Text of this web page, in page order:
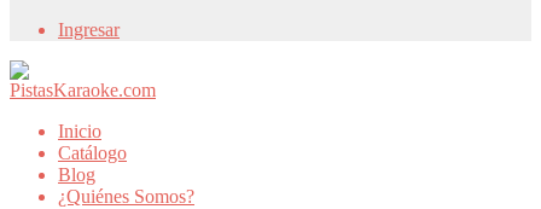
Ingresar
Inicio
Catálogo
Blog
¿Quiénes Somos?